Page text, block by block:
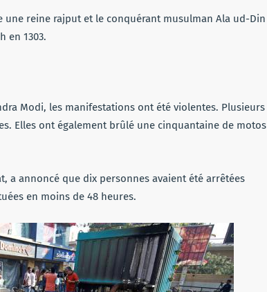
reine rajput et le conquérant musulman Ala ud-Din
en 1303.
Modi, les manifestations ont été violentes. Plusieurs
Elles ont également brûlé une cinquantaine de motos
a annoncé que dix personnes avaient été arrêtées
en moins de 48 heures.